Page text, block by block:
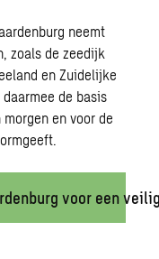
neemt
zoals de zeedijk
en Zuidelijke
de basis
en voor de
voor een